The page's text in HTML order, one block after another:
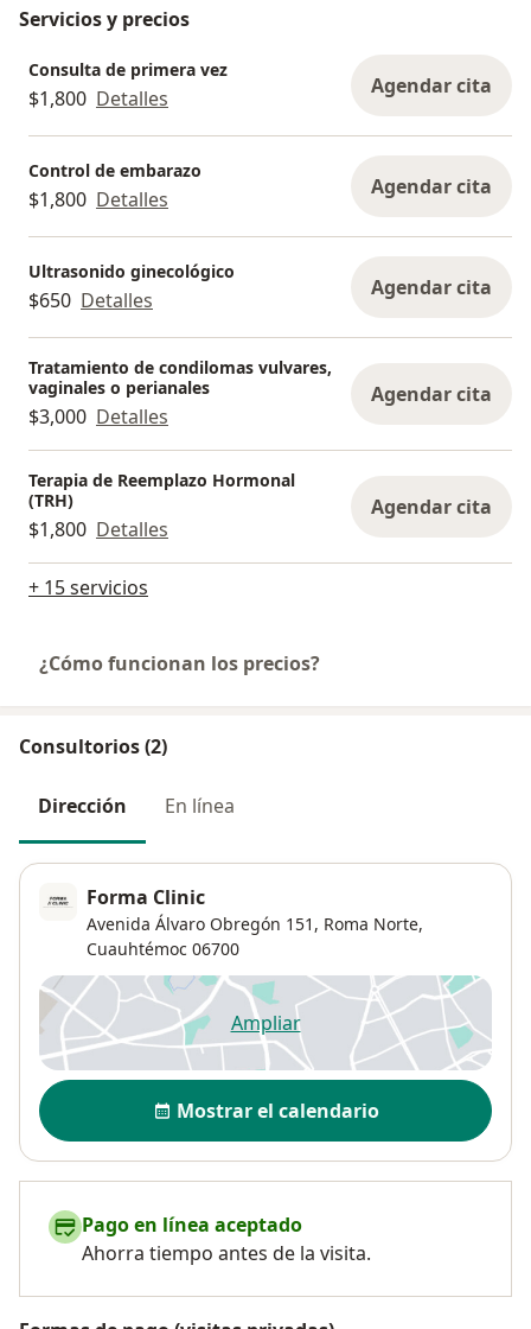
Servicios y precios
Consulta de primera vez
$1,800 Detalles Agendar cita
Control de embarazo
$1,800 Detalles Agendar cita
Ultrasonido ginecológico
$650 Detalles Agendar cita
Tratamiento de condilomas vulvares,
vaginales o perianales
$3,000 Detalles
Agendar cita
Terapia de Reemplazo Hormonal
(TRH)
$1,800 Detalles
Agendar cita
+ 15 servicios
¿Cómo funcionan los precios?
Consultorios (2)
Dirección En línea
Forma Clinic
Avenida Álvaro Obregón 151, Roma Norte,
Cuauhtémoc 06700
Ampliarse abre en una nueva
Disponibilidad
Mostrar el calendario
Pago en línea aceptado
Ahorra tiempo antes de la visita.